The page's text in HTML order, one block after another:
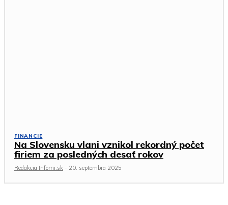
FINANCIE
Na Slovensku vlani vznikol rekordný počet
firiem za posledných desať rokov
Redakcia Infomi.sk - 20. septembra 2025